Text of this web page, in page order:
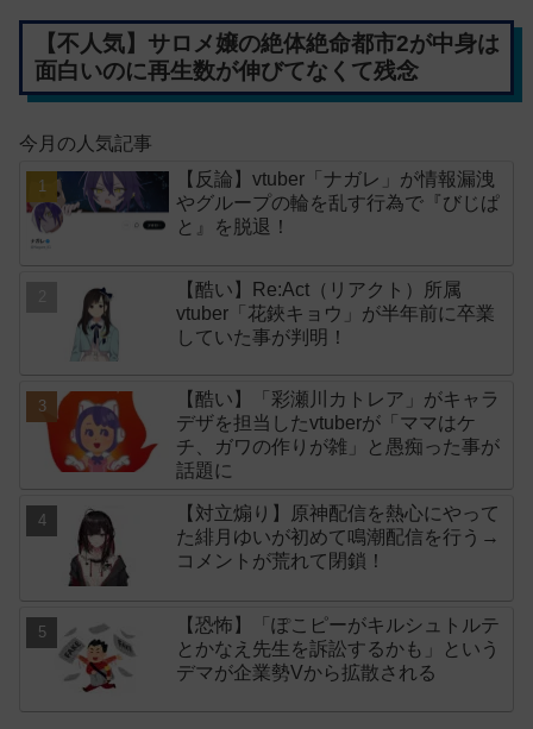
【不人気】サロメ嬢の絶体絶命都市2が中身は
面白いのに再生数が伸びてなくて残念
今月の人気記事
【反論】vtuber「ナガレ」が情報漏洩
やグループの輪を乱す行為で『びじぱ
と』を脱退！
【酷い】Re:Act（リアクト）所属
vtuber「花鋏キョウ」が半年前に卒業
していた事が判明！
【酷い】「彩瀬川カトレア」がキャラ
デザを担当したvtuberが「ママはケ
チ、ガワの作りが雑」と愚痴った事が
話題に
【対立煽り】原神配信を熱心にやって
た緋月ゆいが初めて鳴潮配信を行う→
コメントが荒れて閉鎖！
【恐怖】「ぽこピーがキルシュトルテ
とかなえ先生を訴訟するかも」という
デマが企業勢Vから拡散される